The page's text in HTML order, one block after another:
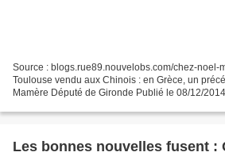
Source : blogs.rue89.nouvelobs.com/chez-noel-
Toulouse vendu aux Chinois : en Grèce, un
Mamère Député de Gironde Publié le 08/12/
Les bonnes nouvelles fusent :